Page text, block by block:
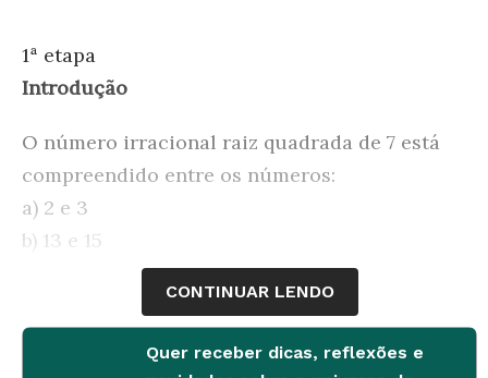
1ª etapa
Introdução
O número irracional raiz quadrada de 7 está
compreendido entre os números:
a) 2 e 3
b) 13 e 15
Esta é uma questão típica da Prova Brasil de
CONTINUAR LENDO
Quer receber dicas, reflexões e